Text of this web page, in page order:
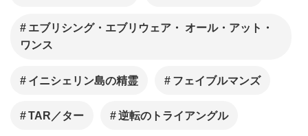
エブリシング・エブリウェア・ オール・アット・
ワンス
イニシェリン島の精霊 フェイブルマンズ
TAR／ター 逆転のトライアングル